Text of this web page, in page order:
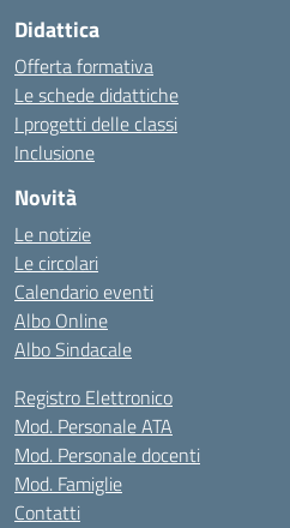
Didattica
Offerta formativa
Le schede didattiche
I progetti delle classi
Inclusione
Novità
Le notizie
Le circolari
Calendario eventi
Albo Online
Albo Sindacale
Registro Elettronico
Mod. Personale ATA
Mod. Personale docenti
Mod. Famiglie
Contatti